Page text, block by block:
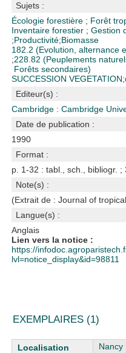
Sujets :
Écologie forestière ; Forêt
Inventaire forestier ;Gestion
;Productivité;Biomasse
182.2 (Evolution, alternance
;228.82 (Peuplements
Forêts secondaires)
SUCCESSION VEGETATION;
Editeur(s) :
Cambridge : Cambridge
Date de publication :
1990
Format :
p. 1-32 : tabl., sch., bibliogr. ;
Note(s) :
(Extrait de : Journal of
Langue(s) :
Anglais
Lien vers la notice :
https://
lvl=notice_display&id=98811
EXEMPLAIRES (1)
Liste des exemplaires
Nancy